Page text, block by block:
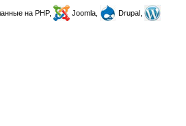
на PHP, Joomla,
Drupal,